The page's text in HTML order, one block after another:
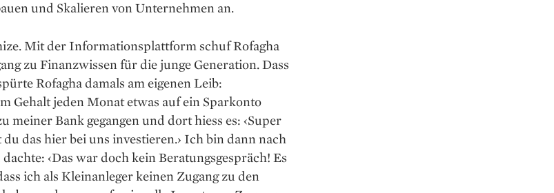
und Skalieren von Unternehmen an.
Mit der Informations­plattform schuf Rofagha
zu Finanzwissen für die junge Generation. Dass
Rofagha damals am eigenen Leib:
Gehalt jeden Monat etwas auf ein Sparkonto
meiner Bank gegangen und dort hiess es: ‹Super
das hier bei uns investieren.› Ich bin dann nach
‹Das war doch kein Beratungs­gespräch! Es
ich als Klein­anleger keinen Zugang zu den